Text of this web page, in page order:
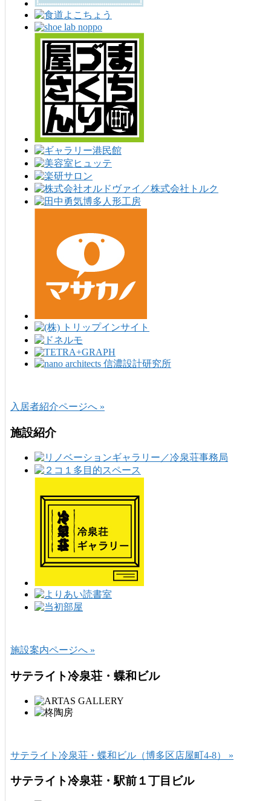
入居者紹介ページへ »
施設紹介
施設案内ページへ »
サテライト冷泉荘・蝶和ビル
サテライト冷泉荘・蝶和ビル（博多区店屋町4-8） »
サテライト冷泉荘・駅前１丁目ビル